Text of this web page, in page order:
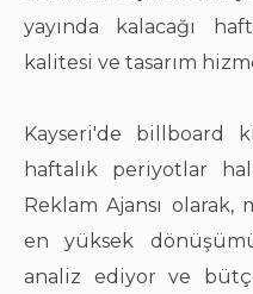
yayında kalacağı
kalitesi ve tasarım
Kayseri'de billboard
haftalık periyotlar
Reklam Ajansı olarak,
en yüksek
analiz ediyor ve